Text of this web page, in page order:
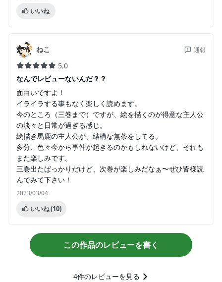
いいね
ねこ 通報
5.0
なんでレビューないんだ？？
面白いですよ！
イライラする事もなく楽しく読めます。
今のところ（三巻まで）ですが、絵を描くのが得意な主人公
の淡々と日常が過ぎる感じ。
絵描き馬鹿の主人公が、結構な無茶をしてる。
多分、色々今から事件が起きるのかもしれないけど、それも
また楽しみです。
三巻出たばっかりだけど、次巻が楽しみだなぁ〜ぜひ皆様読
んでみて下さい！
2023/03/04
いいね(10)
この作品のレビューを書く
4件のレビューを見る